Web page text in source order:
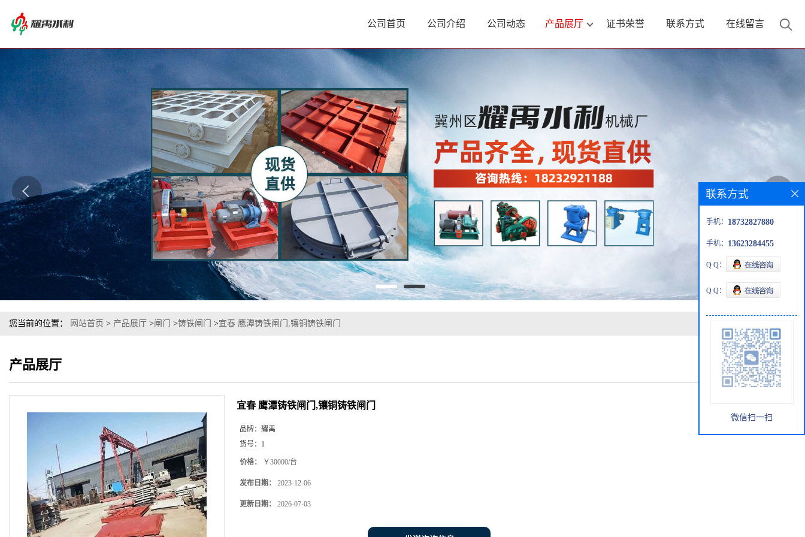
公司首页 公司介绍 公司动态 产品展厅 证书荣誉 联系方式 在线留言
您当前的位置： 网站首页 > 产品展厅 >闸门 >铸铁闸门 >宜春 鹰潭铸铁闸门,镶铜铸铁闸门
产品展厅
宜春 鹰潭铸铁闸门,镶铜铸铁闸门
品牌： 耀禹
货号： 1
价格： ￥30000/台
发布日期： 2023-12-06
更新日期： 2026-07-03
联系方式
手机： 18732827880
手机： 13623284455
Q Q：
Q Q：
微信扫一扫